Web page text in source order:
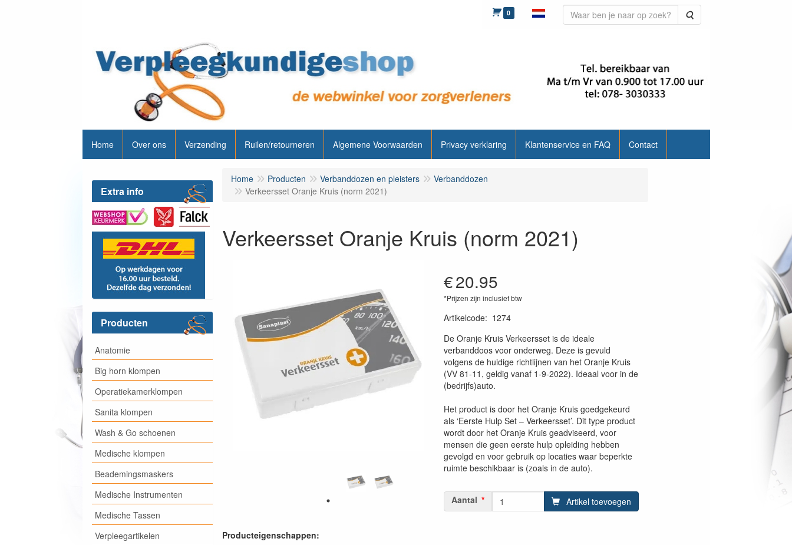
0 Zoeken
Home Over ons Verzending Ruilen/retourneren Algemene Voorwaarden Privacy verklaring Klantenservice en FAQ Contact
Extra info
Producten
Anatomie
Big horn klompen
Operatiekamerklompen
Sanita klompen
Wash & Go schoenen
Medische klompen
Beademingsmaskers
Medische Instrumenten
Medische Tassen
Verpleegartikelen
Home Producten Verbanddozen en pleisters
Verbanddozen
Verkeersset Oranje Kruis (norm 2021)
Verkeersset Oranje Kruis (norm 2021)
€20.95
*Prijzen zijn inclusief btw
Artikelcode: 1274
De Oranje Kruis Verkeersset is de ideale
verbanddoos voor onderweg. Deze is gevuld
volgens de huidige richtlijnen van het Oranje Kruis
(VV 81-11, geldig vanaf 1-9-2022). Ideaal voor in de
(bedrijfs)auto.
Het product is door het Oranje Kruis goedgekeurd
als ‘Eerste Hulp Set – Verkeersset’. Dit type product
wordt door het Oranje Kruis geadviseerd, voor
mensen die geen eerste hulp opleiding hebben
gevolgd en voor gebruik op locaties waar beperkte
ruimte beschikbaar is (zoals in de auto).
Aantal Artikel toevoegen
Producteigenschappen: